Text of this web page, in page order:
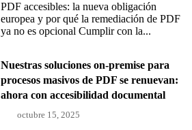
PDF accesibles: la nueva obligación
europea y por qué la remediación de PDF
ya no es opcional Cumplir con la...
Nuestras soluciones on-premise para
procesos masivos de PDF se renuevan:
ahora con accesibilidad documental
octubre 15, 2025